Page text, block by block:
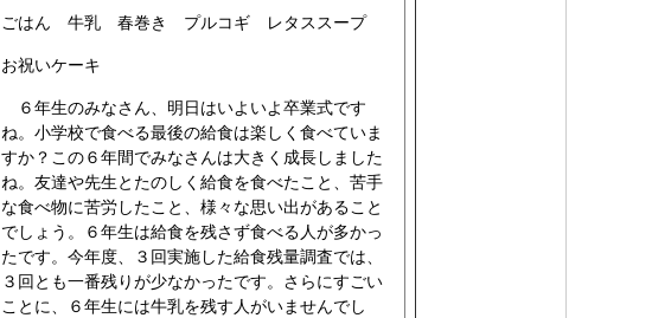
ごはん 牛乳 春巻き プルコギ レタススープ
お祝いケーキ
６年生のみなさん、明日はいよいよ卒業式です
ね。小学校で食べる最後の給食は楽しく食べていま
すか？この６年間でみなさんは大きく成長しました
ね。友達や先生とたのしく給食を食べたこと、苦手
な食べ物に苦労したこと、様々な思い出があること
でしょう。６年生は給食を残さず食べる人が多かっ
たです。今年度、３回実施した給食残量調査では、
３回とも一番残りが少なかったです。さらにすごい
ことに、６年生には牛乳を残す人がいませんでし